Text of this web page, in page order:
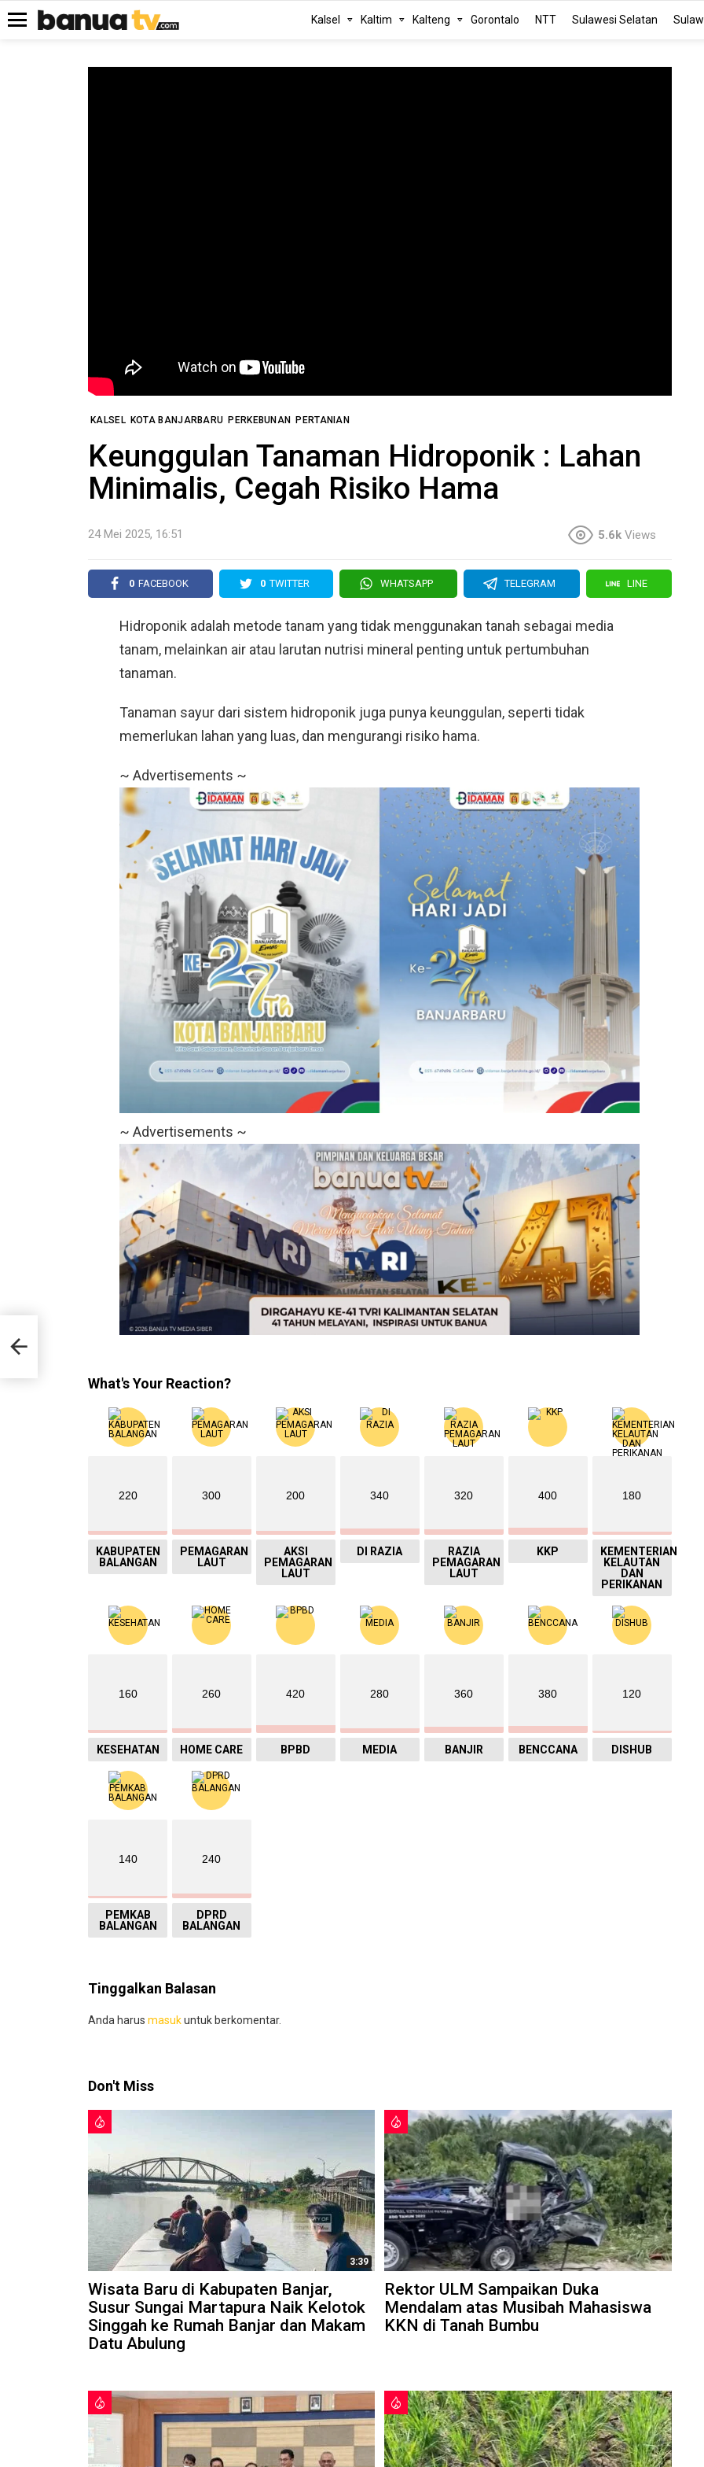
Kalsel Kaltim Kalteng Gorontalo NTT Sulawesi Selatan
KALSEL KOTA BANJARBARU PERKEBUNAN PERTANIAN
Keunggulan Tanaman Hidroponik : Lahan
Minimalis, Cegah Risiko Hama
24 Mei 2025, 16:51 5.6k Views
0 FACEBOOK 0 TWITTER WHATSAPP TELEGRAM LINE
Hidroponik adalah metode tanam yang tidak menggunakan tanah sebagai media
tanam, melainkan air atau larutan nutrisi mineral penting untuk pertumbuhan
tanaman.
Tanaman sayur dari sistem hidroponik juga punya keunggulan, seperti tidak
memerlukan lahan yang luas, dan mengurangi risiko hama.
~ Advertisements ~
~ Advertisements ~
What's Your Reaction?
220
KABUPATEN
BALANGAN
300
PEMAGARAN
LAUT
200
AKSI
PEMAGARAN
LAUT
340
DI RAZIA
320
RAZIA
PEMAGARAN
LAUT
400
KKP
180
KEMENTERIAN
KELAUTAN
DAN
PERIKANAN
160
KESEHATAN
260
HOME CARE
420
BPBD
280
MEDIA
360
BANJIR
380
BENCCANA
120
DISHUB
140
PEMKAB
BALANGAN
240
DPRD
BALANGAN
Tinggalkan Balasan
Anda harus masukuntuk berkomentar.
Don't Miss
3:39
Wisata Baru di Kabupaten Banjar,
Susur Sungai Martapura Naik Kelotok
Singgah ke Rumah Banjar dan Makam
Datu Abulung
Rektor ULM Sampaikan Duka
Mendalam atas Musibah Mahasiswa
KKN di Tanah Bumbu